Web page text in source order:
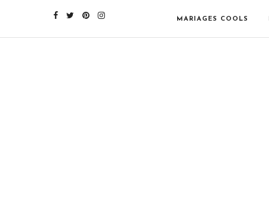
MARIAGES COOLS